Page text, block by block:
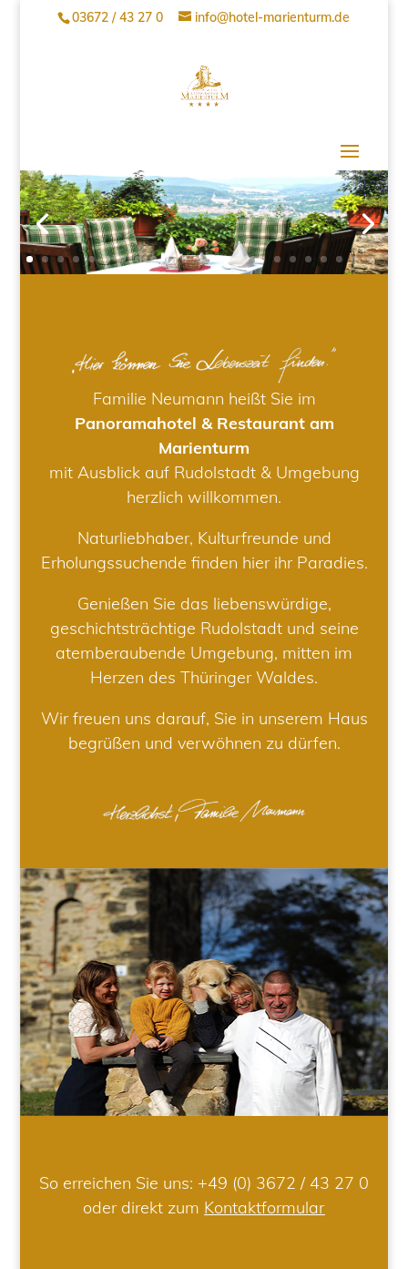
03672 / 43 27 0 info@hotel-marienturm.de
Familie Neumann heißt Sie im
Panoramahotel & Restaurant am
Marienturm
mit Ausblick auf Rudolstadt & Umgebung
herzlich willkommen.
Naturliebhaber, Kulturfreunde und
Erholungssuchende finden hier ihr Paradies.
Genießen Sie das liebenswürdige,
geschichtsträchtige Rudolstadt und seine
atemberaubende Umgebung, mitten im
Herzen des Thüringer Waldes.
Wir freuen uns darauf, Sie in unserem Haus
begrüßen und verwöhnen zu dürfen.
So erreichen Sie uns: +49 (0) 3672 / 43 27 0
oder direkt zum Kontaktformular